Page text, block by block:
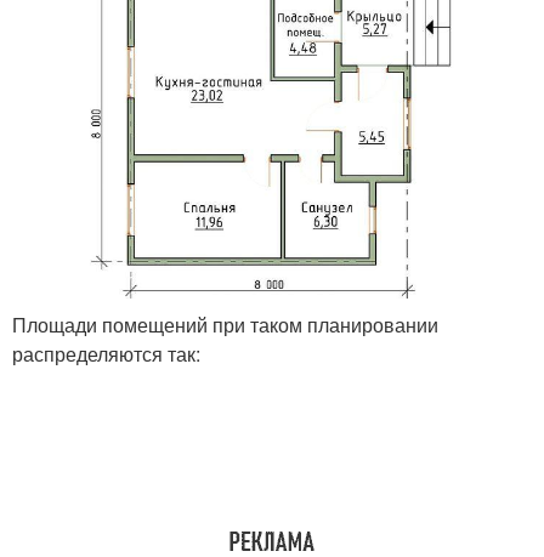
Площади помещений при таком планировании
распределяются так: